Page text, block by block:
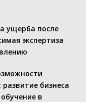
ущерба после
экспертиза
бизнеса
в